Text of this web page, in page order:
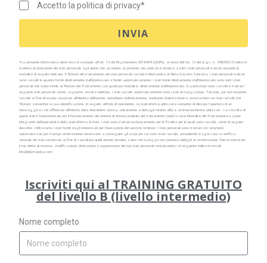
Accetto la politica di privacy*
INVIA
*La presente informativa viene resa in ossequio all’art. 13 del Regolamento 2016/679 (GDPR), ai sensi dell’art. 13 del d.lgs. n. 196/2003 (Codice in
materia di protezione dei dati personali) agli utenti che accedono al presente sito web ed è relativa a tutti i dati personali trattati secondo le
modalità di seguito indicate. Il Titolare del trattamento dei dati personali raccolti è Idiomateka di Silvia Navarro Santana. I dati personali trattati
sono raccolti in quanto forniti direttamente dall’interessato o forniti automaticamente.I dati forniti direttamente dall’interessato sono tutti i dati
personali che siano forniti al Titolare del Trattamento con qualsiasi modalità, direttamente dall’interessato. In particolare sono raccolti e trattati i
seguenti dati personali: nome, cognome, email e telefono.I dati raccolti automaticamente sono i dati di navigazione. Tali dati, pur non essendo
raccolti al fine di essere associati all’identità dell’utente, potrebbero indirettamente, mediante elaborazione e associazioni con dati raccolti dal
Titolare, consentire la sua identificazione. In seguito all’invio di newsletter, la piattaforma utilizzata consente di rilevare l’apertura di un
messaggio e i clic effettuati all’interno della newsletter stessa, unitamente a dettagli relativi all’ip e al browser/device utilizzati . La raccolta di
questi dati è fondamentale per il funzionamento dei sistemi di rinnovo implicito del trattamento (vedi la voce Modalità del Trattamento) e parte
integrante dell’operatività della piattaforma di invio.I dati sono trattati esclusivamente per le finalità per le quali sono raccolti, come di seguito
descritte. Utilizziamo i dati forniti dagli interessati per l’esecuzione del servizio richiesto.I dati personali sono trattati con strumenti
automatizzati per il tempo strettamente necessario a conseguire gli scopi per cui sono stati raccolti, prevedendo in ogni caso la verifica
annuale dei dati conservati al fine di cancellare quelli ritenuti obsoleti, salvo che la legge non preveda obblighi di archiviazione. Potrai esercitare
il tuo diritto di recesso, modificazione, limitazione o soppressione dei tuoi dati personali contattandoci al seguente indirizzo email:
info@idiomateka.com
Iscriviti qui al TRAINING GRATUITO
del livello B (livello intermedio)
Nome completo